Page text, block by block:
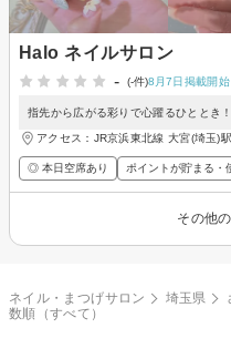
Halo ネイルサロン
-
(-件)8月7日掲載開始
指先から広がる彩りで心躍るひととき！
アクセス：JR京浜東北線 大宮(埼玉)
◎ 本日空席あり ポイントが貯まる・
その他
ネイル・まつげサロン 埼玉県
数順（すべて）